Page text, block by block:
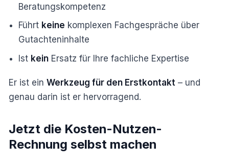
Beratungskompetenz
Führt keine komplexen Fachgespräche über
Gutachteninhalte
Ist kein Ersatz für Ihre fachliche Expertise
Er ist ein Werkzeug für den Erstkontakt – und
genau darin ist er hervorragend.
Jetzt die Kosten-Nutzen-
Rechnung selbst machen